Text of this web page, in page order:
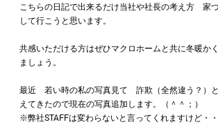
こちらの日記で出来るだけ当社や社長の考え方 家
して行こうと思います。
共感いただける方はぜひマクロホームと共に冬暖か
ましょう。
最近 若い時の私の写真見て 詐欺（全然違う？）
えてきたので現在の写真追加します。（＾＾；）
※弊社STAFFは変わらないと言ってくれますけど・・